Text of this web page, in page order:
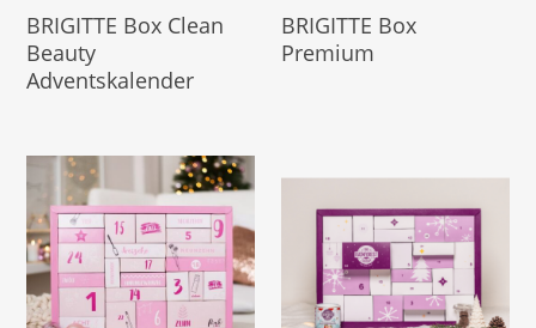
BRIGITTE Box Clean
Beauty
Adventskalender
BRIGITTE Box
Premium